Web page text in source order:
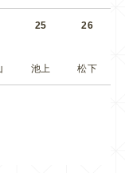
25
池上
26
松下